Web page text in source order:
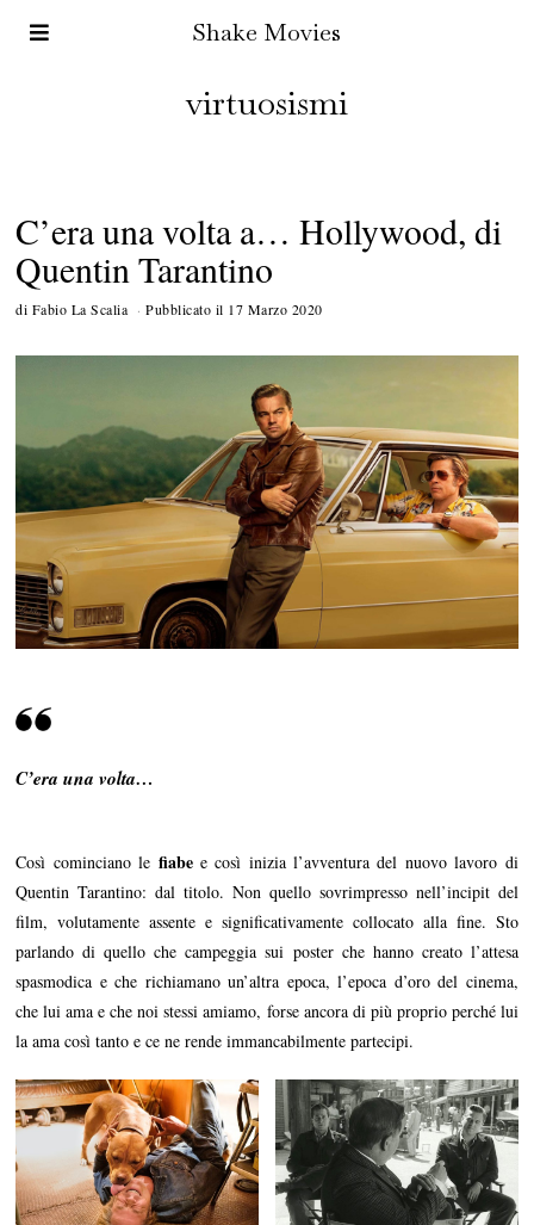
Shake Movies
virtuosismi
C’era una volta a… Hollywood, di
Quentin Tarantino
di Fabio La Scalia Pubblicato il 17 Marzo 2020
b
r
e
2
0
2
0
C’era una volta…
Così cominciano le fiabee così inizia l’avventura del nuovo lavoro di
Quentin Tarantino: dal titolo. Non quello sovrimpresso nell’incipit del
film, volutamente assente e significativamente collocato alla fine. Sto
parlando di quello che campeggia sui poster che hanno creato l’attesa
spasmodica e che richiamano un’altra epoca, l’epoca d’oro del cinema,
che lui ama e che noi stessi amiamo, forse ancora di più proprio perché lui
la ama così tanto e ce ne rende immancabilmente partecipi.